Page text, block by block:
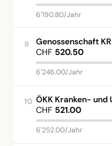
6'190.80/Jahr
9
Genossenschaft
CHF 520.50
6'246.00/Jahr
10 ÖKK Kranken- und
CHF 521.00
6'252.00/Jahr